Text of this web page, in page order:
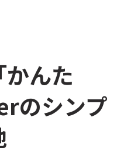
かんた
のシンプ